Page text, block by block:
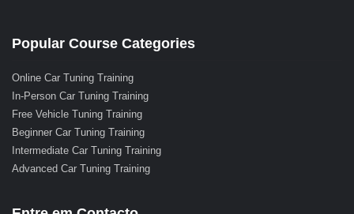
Popular Course Categories
Online Car Tuning Training
In-Person Car Tuning Training
Free Vehicle Tuning Training
Beginner Car Tuning Training
Intermediate Car Tuning Training
Advanced Car Tuning Training